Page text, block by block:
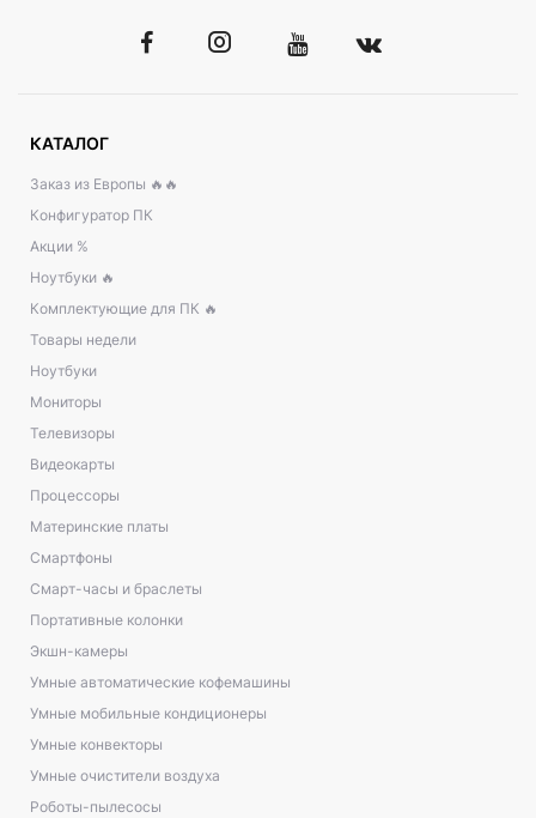
КАТАЛОГ
Заказ из Европы 🔥🔥
Конфигуратор ПК
Акции %
Ноутбуки 🔥
Комплектующие для ПК 🔥
Товары недели
Ноутбуки
Мониторы
Телевизоры
Видеокарты
Процессоры
Материнские платы
Смартфоны
Смарт-часы и браслеты
Портативные колонки
Экшн-камеры
Умные автоматические кофемашины
Умные мобильные кондиционеры
Умные конвекторы
Умные очистители воздуха
Роботы-пылесосы